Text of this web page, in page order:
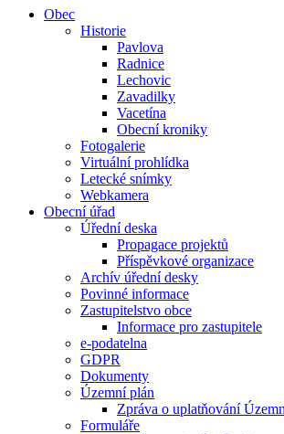
Obec
Historie
Pavlova
Radnice
Lechovic
Zavadilky
Vacetína
Obecní kroniky
Fotogalerie
Virtuální prohlídka
Letecké snímky
Webkamera
Obecní úřad
Úřední deska
Propagace projektů
Příspěvkové organizace
Archív úřední desky
Povinné informace
Zastupitelstvo obce
Informace pro zastupitele
e-podatelna
GDPR
Dokumenty
Územní plán
Zpráva o uplatňování
Formuláře